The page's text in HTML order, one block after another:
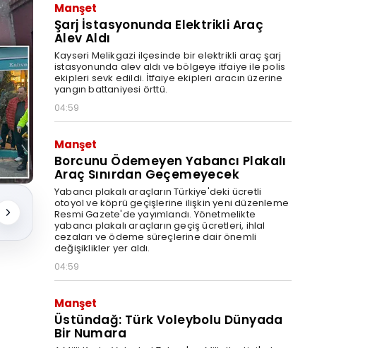
Manşet
Şarj İstasyonunda Elektrikli Araç
Alev Aldı
Kayseri Melikgazi ilçesinde bir elektrikli araç şarj
istasyonunda alev aldı ve bölgeye itfaiye ile polis
ekipleri sevk edildi. İtfaiye ekipleri aracın üzerine
yangın battaniyesi örttü.
04:59
Manşet
Borcunu Ödemeyen Yabancı Plakalı
Araç Sınırdan Geçemeyecek
Yabancı plakalı araçların Türkiye'deki ücretli
otoyol ve köprü geçişlerine ilişkin yeni düzenleme
Resmi Gazete'de yayımlandı. Yönetmelikte
yabancı plakalı araçların geçiş ücretleri, ihlal
cezaları ve ödeme süreçlerine dair önemli
değişiklikler yer aldı.
04:59
Manşet
Üstündağ: Türk Voleybolu Dünyada
Bir Numara